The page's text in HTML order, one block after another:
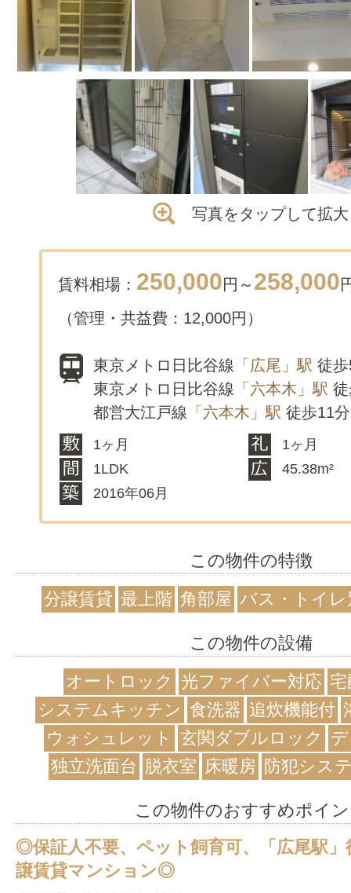
写真をタップして拡大
賃料相場： 250,000円～ 258,000
（管理・共益費：12,000円）
東京メトロ日比谷線 「広尾」駅 徒
東京メトロ日比谷線 「六本木」駅
都営大江戸線 「六本木」駅 徒歩11分
1ヶ月
1ヶ月
1LDK
45.38m²
2016年06月
この物件の特徴
分譲賃貸 最上階 角部屋 バス・トイレ
この物件の設備
オートロック
光ファイバー対応
システムキッチン 食洗器 追炊機能付
ウォシュレット
玄関ダブルロック
独立洗面台 脱衣室 床暖房 防犯シス
この物件のおすすめポイ
◎保証人不要、ペット飼育可、「広尾駅」
譲賃貸マンション◎